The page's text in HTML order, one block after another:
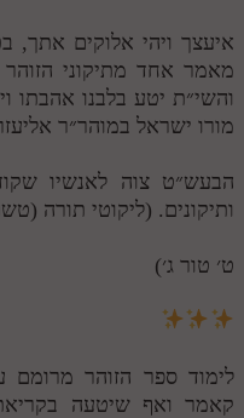
איעצך ויהי אלוקים אתך,
מאמר אחד מתיקוני
והשי״ת יטע בלבנו אהבתו
מורו ישראל במוהר״ר
הבעש״ט צוה לאנשיו
ותיקונים. (ליקוטי תורה
ט׳ טור ג׳)
לימוד ספר הזוהר
קאמר ואף שיטעה